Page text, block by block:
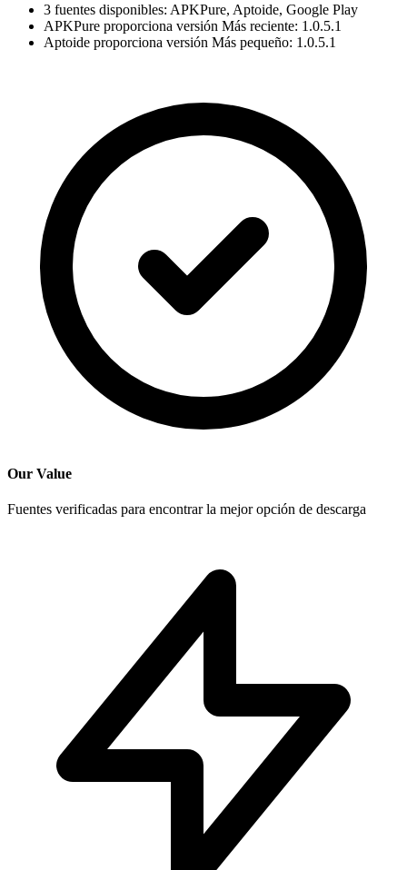
3 fuentes disponibles: APKPure, Aptoide, Google Play
APKPure proporciona versión Más reciente: 1.0.5.1
Aptoide proporciona versión Más pequeño: 1.0.5.1
Our Value
Fuentes verificadas para encontrar la mejor opción de descarga